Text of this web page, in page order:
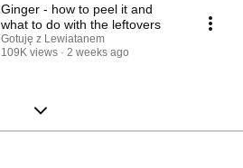
Ginger - how to peel it and
what to do with the leftovers
Gotuję z Lewiatanem
109K views
2 weeks ago